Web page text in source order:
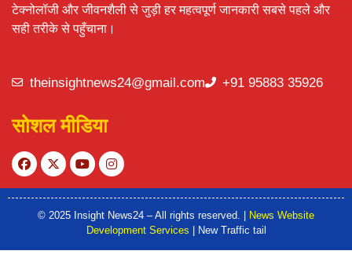
टेक्नोलॉजी और जीवनशैली से जुड़ी हर महत्वपूर्ण जानकारी सबसे पहले और
सही तरीके से पहुँचाना।
theinsightnews24@gmail.com +91 95883 35926
सोशल मीडिया
© 2025 Insight News24 – All rights reserved. |
News Website
Development Services
| New Traffic tail